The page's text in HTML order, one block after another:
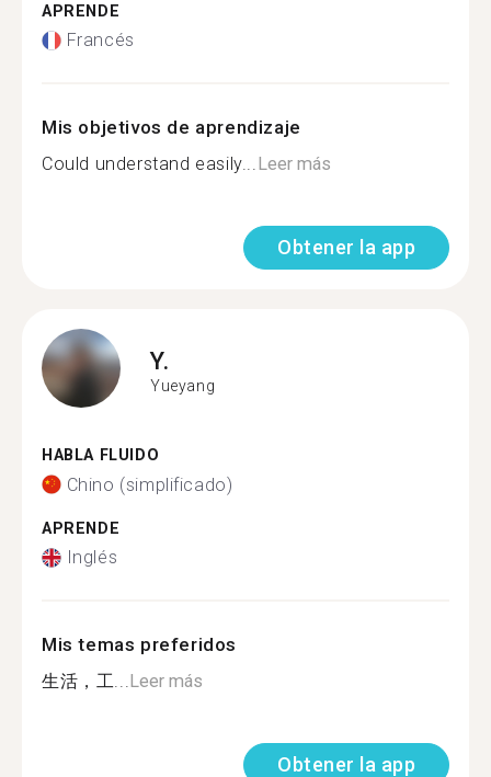
APRENDE
Francés
Mis objetivos de aprendizaje
Could understand easily...Leer más
Obtener la app
Y.
Yueyang
HABLA FLUIDO
Chino (simplificado)
APRENDE
Inglés
Mis temas preferidos
生活，工...Leer más
Obtener la app